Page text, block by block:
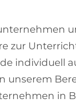
zur
individuell
unserem
in